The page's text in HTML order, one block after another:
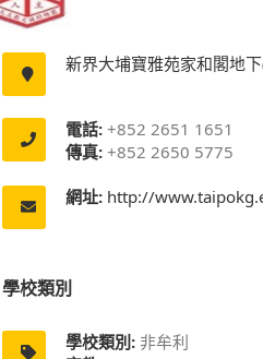
新界大埔寶雅苑家和閣地
電話: +852 2651 1651
傳真: +852 2650 5775
網址: http://
學校類別
學校類別: 非牟利